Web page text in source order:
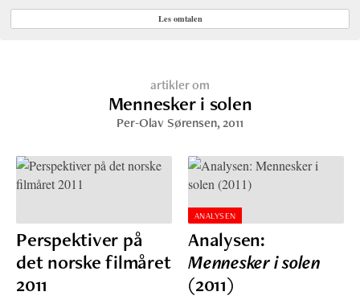
Les omtalen
artikler om
Mennesker i solen
Per-Olav Sørensen, 2011
Perspektiver på
det norske filmåret
2011
ANALYSEN
Analysen:
Mennesker i solen
(2011)